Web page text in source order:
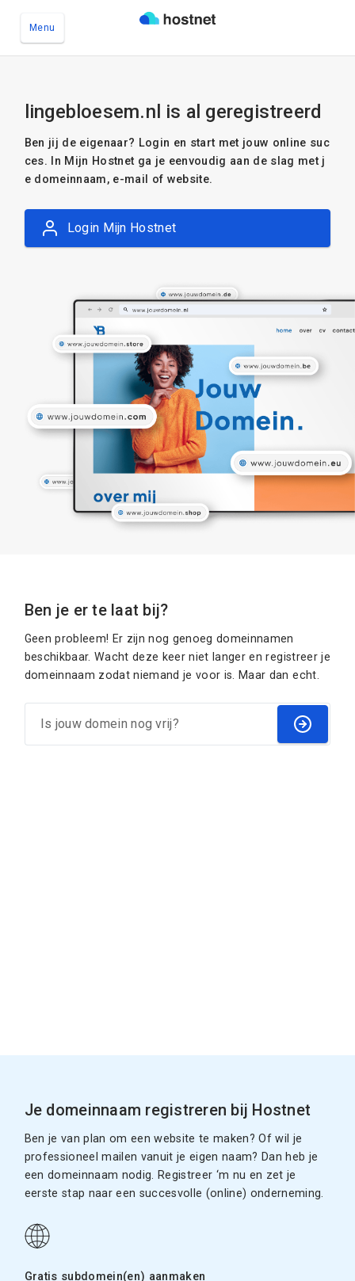
Menu
lingebloesem.nl is al geregistreerd
Ben jij de eigenaar? Login en start met jouw online suc
ces. In Mijn Hostnet ga je eenvoudig aan de slag met j
e domeinnaam, e-mail of website.
Login Mijn Hostnet
Ben je er te laat bij?
Geen probleem! Er zijn nog genoeg domeinnamen
beschikbaar. Wacht deze keer niet langer en registreer je
domeinnaam zodat niemand je voor is. Maar dan echt.
Je domeinnaam registreren bij Hostnet
Ben je van plan om een website te maken? Of wil je
professioneel mailen vanuit je eigen naam? Dan heb je
een domeinnaam nodig. Registreer ‘m nu en zet je
eerste stap naar een succesvolle (online) onderneming.
Gratis subdomein(en) aanmaken